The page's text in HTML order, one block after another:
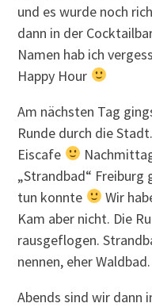
und es wurde noch
dann in der
Namen hab ich
Happy Hour
Am nächsten Tag
Runde durch die
Eiscafe
„Strandbad“ Freiburg
tun konnte
Wir
Kam aber nicht. Die
rausgeflogen.
nennen, eher
Abends sind wir dann